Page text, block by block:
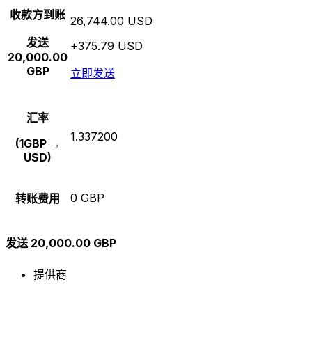
收款方到账
发送
20,000.00
GBP
26,744.00 USD
+375.79 USD
立即发送
汇率
(1GBP →
USD)
1.337200
转账费用 0 GBP
发送 20,000.00 GBP
提供商